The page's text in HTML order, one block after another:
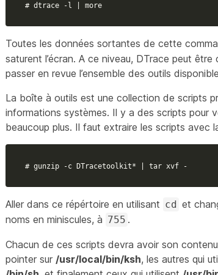
# dtrace -l | more
Toutes les données sortantes de cette
saturent l’écran. A ce niveau, DTrace peut
passer en revue l’ensemble des outils
La boîte à outils est une collection de scripts
informations systèmes. Il y a des scripts pour
beaucoup plus. Il faut extraire les scripts avec
# gunzip -c DTracetoolkit* | tar xvf -
Aller dans ce répértoire en utilisant cd et
noms en miniscules, à 755 .
Chacun de ces scripts devra avoir son
pointer sur /usr/local/bin/ksh, les autres qui